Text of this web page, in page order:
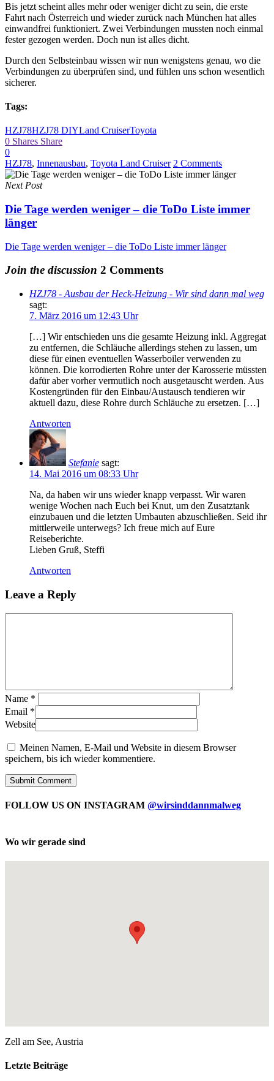
Bis jetzt scheint alles mehr oder weniger dicht zu sein, die erste
Fahrt nach Österreich und wieder zurück nach München hat alles
einwandfrei funktioniert. Zwei Verbindungen mussten noch einmal
fester gezogen werden. Doch nun ist alles dicht.
Durch den Selbsteinbau wissen wir nun wenigstens genau, wo die
Verbindungen zu überprüfen sind, und fühlen uns schon wesentlich
sicherer.
Tags:
HZJ78HZJ78 DIYLand CruiserToyota
0 Shares Share
0
HZJ78, Innenausbau, Toyota Land Cruiser 2 Comments
Next Post
Die Tage werden weniger – die ToDo Liste immer
länger
Die Tage werden weniger – die ToDo Liste immer länger
Join the discussion 2 Comments
HZJ78 - Ausbau der Heck-Heizung - Wir sind dann mal weg
sagt:
7. März 2016 um 12:43 Uhr
[…] Wir entschieden uns die gesamte Heizung inkl. Aggregat
zu entfernen, die Schläuche allerdings stehen zu lassen, um
diese für einen eventuellen Wasserboiler verwenden zu
können. Die korrodierten Rohre unter der Karosserie müssten
dafür aber vorher vermutlich noch ausgetauscht werden. Aus
Kostengründen für den Einbau/Austausch tendieren wir
aktuell dazu, diese Rohre durch Schläuche zu ersetzen. […]
Antworten
Stefanie sagt:
14. Mai 2016 um 08:33 Uhr
Na, da haben wir uns wieder knapp verpasst. Wir waren
wenige Wochen nach Euch bei Knut, um den Zusatztank
einzubauen und die letzten Umbauten abzuschließen. Seid ihr
mittlerweile unterwegs? Ich freue mich auf Eure
Reiseberichte.
Lieben Gruß, Steffi
Antworten
Leave a Reply
Name *
Email *
Website
Meinen Namen, E-Mail und Website in diesem Browser
speichern, bis ich wieder kommentiere.
FOLLOW US ON INSTAGRAM @wirsinddannmalweg
Wo wir gerade sind
Zell am See, Austria
Letzte Beiträge